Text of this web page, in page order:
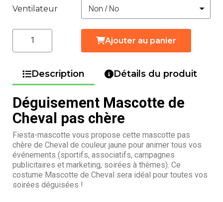
Ventilateur
Ajouter au panier
Description Détails du produit
Déguisement Mascotte de
Cheval pas chère
Fiesta-mascotte vous propose cette mascotte pas
chère de Cheval de couleur jaune pour animer tous vos
événements (sportifs, associatifs, campagnes
publicitaires et marketing, soirées à thèmes). Ce
costume Mascotte de Cheval sera idéal pour toutes vos
soirées déguisées !